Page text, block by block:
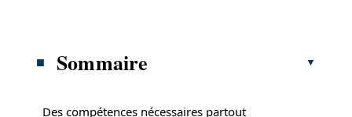
Sommaire
Des compétences nécessaires partout